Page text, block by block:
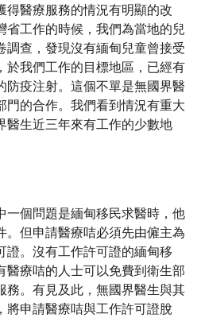
得醫療服務的情況有明顯的改
省工作的時候，我們為當地的兒
調查，發現沒有緬甸兒童曾接受
於我們工作的目標地區，已經有
防疫注射。這個不單是無國界醫
門的合作。我們看到情況有重大
醫生近三年來有工作的少數地
一個問題是緬甸移民求醫時，他
。但申請醫療咭必須先由僱主為
證。沒有工作許可證的緬甸移
醫療咭的人士可以免費到衛生部
務。有見及此，無國界醫生與其
將申請醫療咭與工作許可證脫